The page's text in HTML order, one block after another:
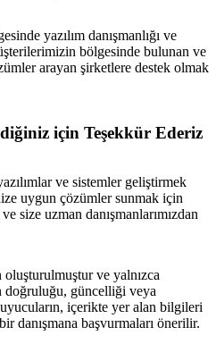
yazılım danışmanlığı ve
bölgesinde bulunan ve
arayan şirketlere destek olmak
için Teşekkür Ederiz
ve sistemler geliştirmek
uygun çözümler sunmak için
size uzman danışmanlarımızdan
ve yalnızca
doğruluğu, güncelliği veya
içerikte yer alan bilgileri
danışmana başvurmaları önerilir.